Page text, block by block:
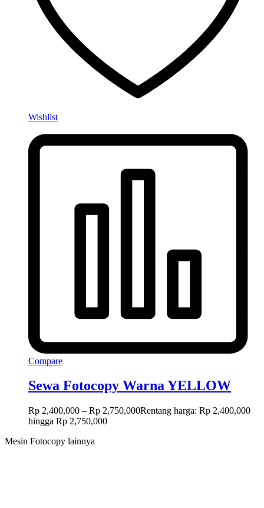
Wishlist
Compare
Sewa Fotocopy Warna YELLOW
Rp 2,400,000 – Rp 2,750,000Rentang harga: Rp 2,400,000
hingga Rp 2,750,000
Mesin Fotocopy lainnya